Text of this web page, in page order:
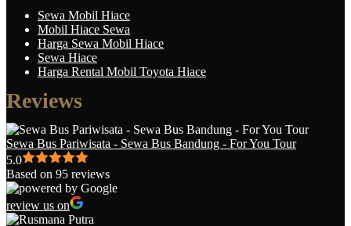
Sewa Mobil Hiace
Mobil Hiace Sewa
Harga Sewa Mobil Hiace
Sewa Hiace
Harga Rental Mobil Toyota Hiace
Reviews
Sewa Bus Pariwisata - Sewa Bus Bandung - For You Tour
5.0
Based on 95 reviews
review us on